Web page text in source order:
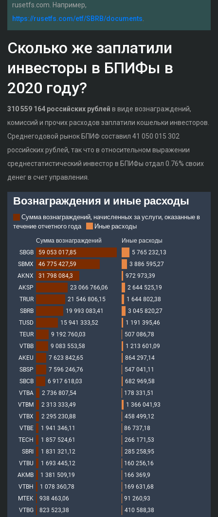
rusetfs.com. Например,
https://rusetfs.com/etf/SBRB/documents
Сколько же заплатили
инвесторы в БПИФы в
2020 году?
310 559 164 российских рублей в виде вознаграждений,
комиссий и прочих расходов заплатили кошельки инвесторов.
Среднегодовой рынок БПИФ составил 41 050 015 302
российских рублей, так что в относительном выражении
среднестатистический инвестор в БПИФы отдал 0.76% своих
денег в счет управления.